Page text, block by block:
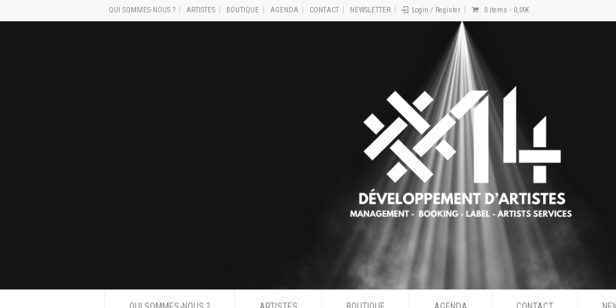
QUI SOMMES-NOUS ? ARTISTES BOUTIQUE AGENDA CONTACT NEWSLETTER Login / Register 0 items - 0,00€